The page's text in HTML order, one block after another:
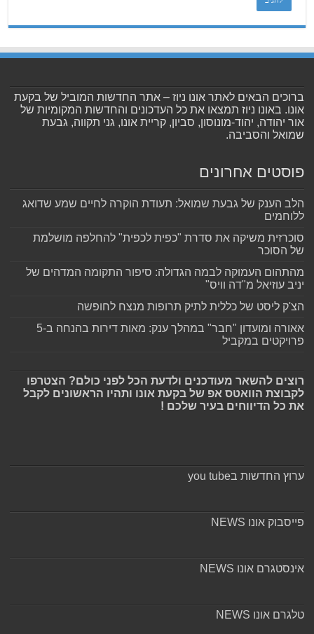
ברוכים הבאים לאתר אונו ניוז – אתר החדשות המוביל של בקעת
אונו. באונו ניוז תמצאו את כל העדכונים והחדשות המקומיות של
אור יהודה, יהוד-מונוסון, סביון, קריית אונו, גני תקווה, גבעת
שמואל והסביבה.
פוסטים אחרונים
הלב הענק של גבעת שמואל: תעודת הוקרה לחיים שמע שדואג
ללוחמים
סוכרזית משיקה את סדרת "כפית לכפית" להחלפה מושלמת
של הסוכר
מהתהום העמוקה לבמה הגדולה: סיפור התקומה המדהים של
יניב עוזיאל מ"דה וויס"
הצ'ק ליסט של כללית לתיק תרופות מנצח לחופשה
אאורה ומועדון "חבר" במהלך ענק: מאות דירות בהנחה ב-5
פרויקטים במקביל
רוצים להשאר מעודכנים ולדעת הכל לפני כולם? הצטרפו
לקבוצת הוואטס אפ של בקעת אונו ותהיו הראשונים לקבל
את כל הדיווחים בעיר שלכם !
ערוץ החדשות בyou tube
פייסבוק אונו NEWS
אינסטגרם אונו NEWS
טלגרם אונו NEWS